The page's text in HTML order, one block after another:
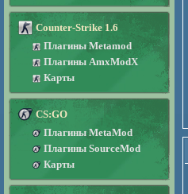
Counter-Strike 1.6
Плагины Metamod
Плагины AmxModX
Карты
CS:GO
Плагины MetaMod
Плагины SourceMod
Карты